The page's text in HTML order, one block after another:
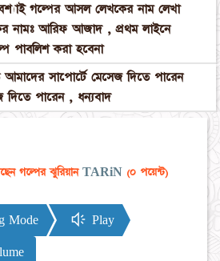
গল্পের আসল লেখকের নাম লেখা
নামঃ আরিফ আজাদ , প্রথম লাইনে
পাবলিশ করা হবেনা
সাপোর্টে মেসেজ দিতে পারেন
পারেন , ধন্যবাদ
গল্পের ঝুরিয়ান TARiN (০ পয়েন্ট)
Mode Play